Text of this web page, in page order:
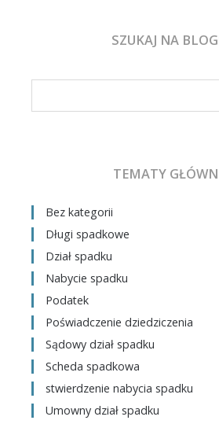
SZUKAJ NA
TEMATY
Bez kategorii
Długi spadkowe
Dział spadku
Nabycie spadku
Podatek
Poświadczenie dziedziczenia
Sądowy dział spadku
Scheda spadkowa
stwierdzenie nabycia spadku
Umowny dział spadku